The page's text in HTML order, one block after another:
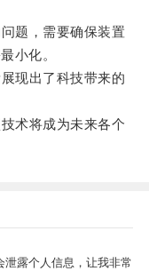
题，需要确保装置
小化。
现出了科技带来的
术将成为未来各个
泄露个人信息，让我非常